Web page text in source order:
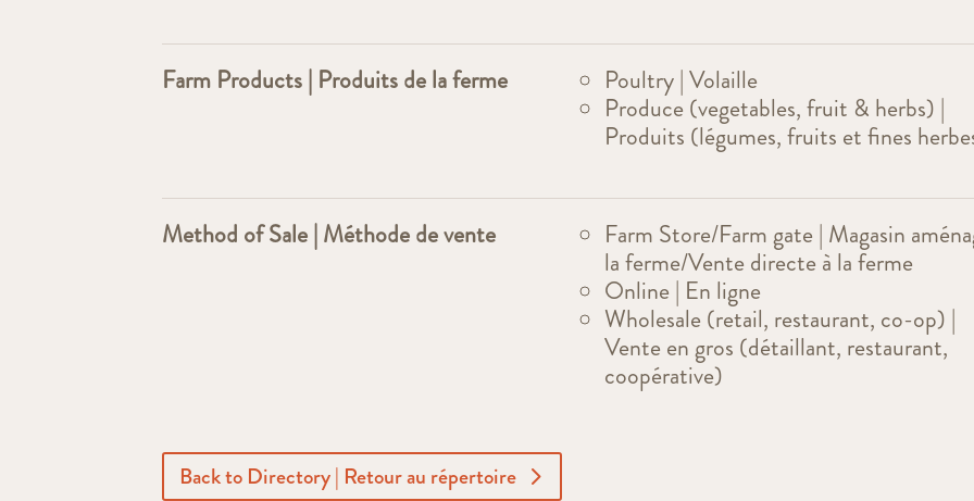
Farm Products | Produits de la ferme
Poultry | Volaille
Produce (vegetables, fruit & herbs) |
Produits (légumes, fruits et fines
Method of Sale | Méthode de vente
Farm Store/Farm gate | Magasin
la ferme/Vente directe à la ferme
Online | En ligne
Wholesale (retail, restaurant, co-op) |
Vente en gros (détaillant, restaurant,
coopérative)
Back to Directory | Retour au répertoire